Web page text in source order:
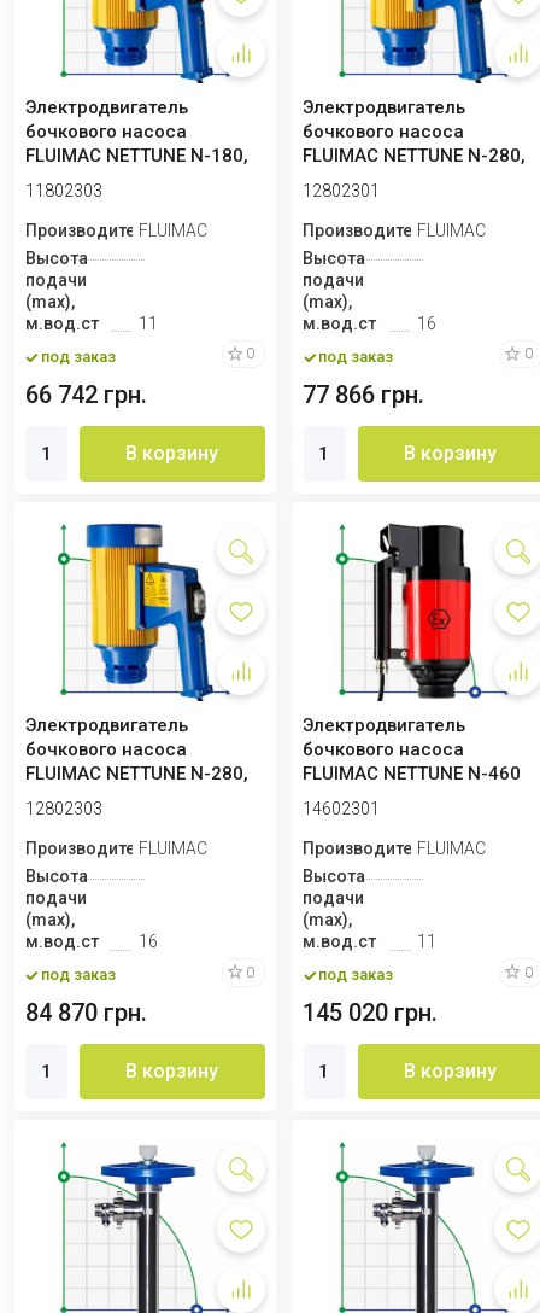
Электродвигатель
бочкового насоса
FLUIMAC NETTUNE N-180,
640 Вт, 220B с регул...
11802303
ПроизводительFLUIMAC
Высота
подачи
(max),
м.вод.ст
11
под заказ 0
66 742 грн.
В корзину
Электродвигатель
бочкового насоса
FLUIMAC NETTUNE N-280,
825 Вт, 220B
12802301
ПроизводительFLUIMAC
Высота
подачи
(max),
м.вод.ст
16
под заказ 0
77 866 грн.
В корзину
Электродвигатель
бочкового насоса
FLUIMAC NETTUNE N-280,
825 Вт, 220B с регул...
12802303
ПроизводительFLUIMAC
Высота
подачи
(max),
м.вод.ст
16
под заказ 0
84 870 грн.
В корзину
Электродвигатель
бочкового насоса
FLUIMAC NETTUNE N-460
EX, 640 Вт, 220B
14602301
ПроизводительFLUIMAC
Высота
подачи
(max),
м.вод.ст
11
под заказ 0
145 020 грн.
В корзину